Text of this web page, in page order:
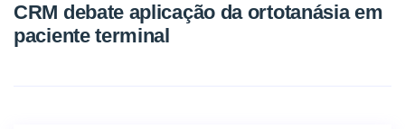
CRM debate aplicação da ortotanásia em
paciente terminal